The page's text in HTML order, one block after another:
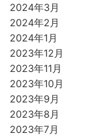
2024年3月
2024年2月
2024年1月
2023年12月
2023年11月
2023年10月
2023年9月
2023年8月
2023年7月